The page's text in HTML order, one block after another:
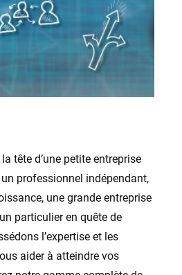
tête d’une petite entreprise
professionnel indépendant,
une grande entreprise
particulier en quête de
l’expertise et les
aider à atteindre vos